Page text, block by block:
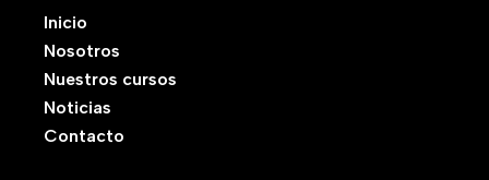
Inicio
Nosotros
Nuestros cursos
Noticias
Contacto